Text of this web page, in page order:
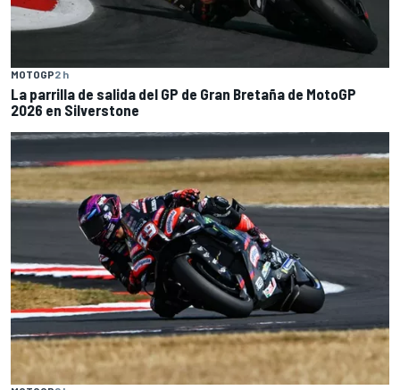
MOTOGP2 h
La parrilla de salida del GP de Gran Bretaña de MotoGP
2026 en Silverstone